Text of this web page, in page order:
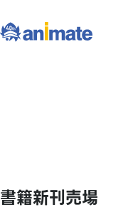
書籍新刊売場